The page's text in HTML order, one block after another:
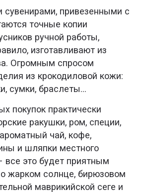
привезенными с
точные копии
ручной работы,
изготавливают из
Огромным спросом
из крокодиловой кожи:
сумки, браслеты...
покупок практически
ракушки, ром, специи,
чай, кофе,
и шляпки местного
все это будет приятным
жарком солнце, бирюзовом
маврикийской сеге и